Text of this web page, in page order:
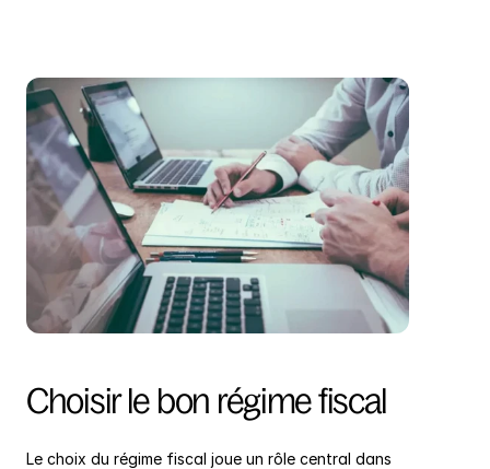
Choisir le bon régime fiscal
Le choix du régime fiscal joue un rôle central dans